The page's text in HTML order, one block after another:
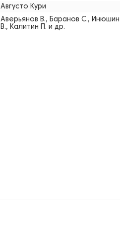
Августо Кури
Аверьянов В., Баранов С., Инюшин
В., Калитин П. и др.